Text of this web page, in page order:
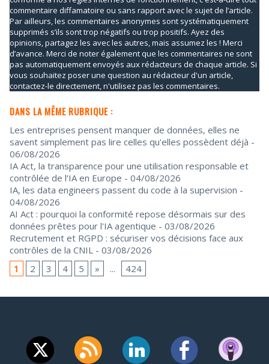
commentaire diffamatoire ou sans rapport avec le sujet de l’article.
Par ailleurs, les commentaires anonymes sont systématiquement
supprimés s’ils sont trop négatifs ou trop positifs. Ayez des
opinions, partagez les avec les autres, mais assumez les ! Merci
d’avance. Merci de noter également que les commentaires ne sont
pas automatiquement envoyés aux rédacteurs de chaque article. Si
vous souhaitez poser une question au rédacteur d'un article,
contactez-le directement, n'utilisez pas les commentaires.
DANS LA MÊME RUBRIQUE :
Les entreprises pensent manquer de données, elles ne
savent simplement pas lire celles qu'elles possèdent déjà -
06/08/2026
IA Act, la transparence pour une utilisation responsable et
contrôlée de l’IA en Europe - 04/08/2026
IA, les data engineers passent du code à la supervision -
04/08/2026
AI Act : pourquoi la conformité repose désormais sur des
données prêtes pour l'IA agentique - 03/08/2026
Recrutement et RGPD : sécuriser vos décisions face aux
contrôles de la CNIL - 03/08/2026
1
2 3 4 5 » ... 424